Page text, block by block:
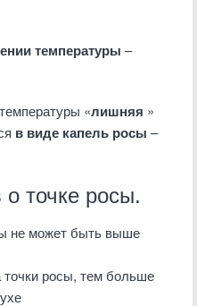
температуры –
«лишняя »
в виде капель росы –
точке росы.
не может быть выше
росы, тем больше